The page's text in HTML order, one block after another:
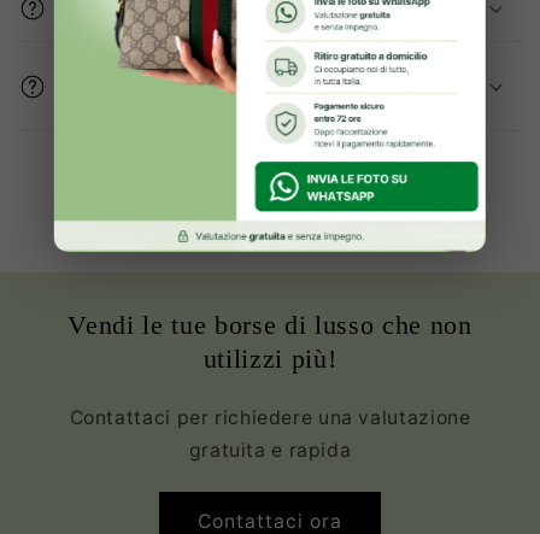
Gli articoli sono originali?
Come mi assicurate che le condizioni del
prodotto sono buone?
Oltre 2000+ clienti Soddisfatte ed
Innamorate della propria borsa
Vendi le tue borse di lusso che non
utilizzi più!
Contattaci per richiedere una valutazione
gratuita e rapida
Contattaci ora